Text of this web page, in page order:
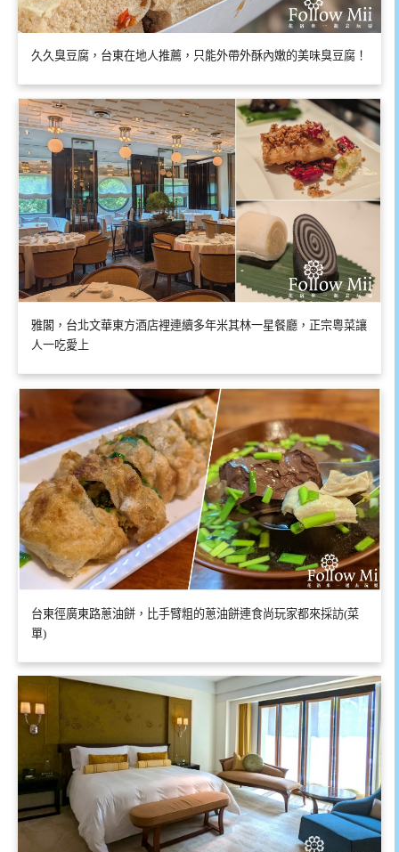
久久臭豆腐，台東在地人推薦，只能外帶外酥內嫩的美味臭豆腐！
雅閣，台北文華東方酒店裡連續多年米其林一星餐廳，正宗粵菜讓
人一吃愛上
台東徑廣東路蔥油餅，比手臂粗的蔥油餅連食尚玩家都來採訪(菜
單)